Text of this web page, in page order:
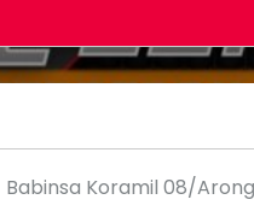
Babinsa Koramil 08/